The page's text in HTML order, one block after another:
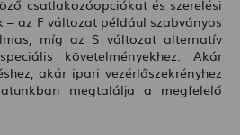
csatlakozóopciókat és szerelési
az F változat például szabványos
míg az S változat alternatív
követelményekhez. Akár
akár ipari vezérlőszekrényhez
megtalálja a megfelelő